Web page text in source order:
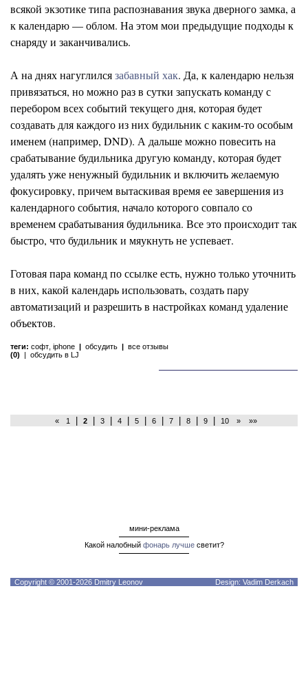
всякой экзотике типа распознавания звука дверного замка, а
к календарю — облом. На этом мои предыдущие подходы к
снаряду и заканчивались.
А на днях нагуглилсязабавный хак. Да, к календарю нельзя
привязаться, но можно раз в сутки запускать команду с
перебором всех событий текущего дня, которая будет
создавать для каждого из них будильник с каким-то особым
именем (например, DND). А дальше можно повесить на
срабатывание будильника другую команду, которая будет
удалять уже ненужный будильник и включить желаемую
фокусировку, причем вытаскивая время ее завершения из
календарного события, начало которого совпало со
временем срабатывания будильника. Все это происходит так
быстро, что будильник и мяукнуть не успевает.
Готовая пара команд по ссылке есть, нужно только уточнить
в них, какой календарь использовать, создать пару
автоматизаций и разрешить в настройках команд удаление
объектов.
теги: софт iphone | обсудить | все отзывы
(0) | обсудить в LJ
« 1 2 3 4 5 6 7 8 9 10 » »»
мини-реклама
Какой налобный фонарь лучшесветит?
Copyright © 2001-2026 Dmitry Leonov Design: Vadim Derkach